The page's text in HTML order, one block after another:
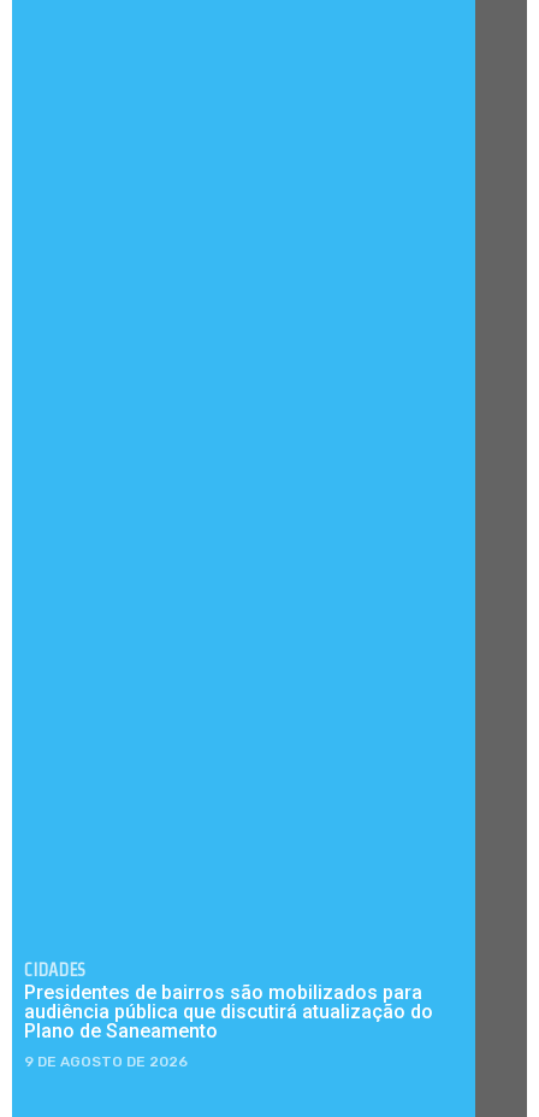
CIDADES
Presidentes de bairros são mobilizados para
audiência pública que discutirá atualização do
Plano de Saneamento
9 DE AGOSTO DE 2026